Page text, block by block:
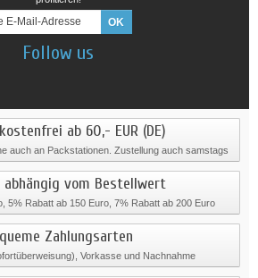
Follow us
ab 60,- EUR (DE)
auch an Packstationen. Zustellung auch samstags
abhängig vom Bestellwert
5% Rabatt ab 150 Euro, 7% Rabatt ab 200 Euro
Zahlungsarten
Vorkasse und Nachnahme